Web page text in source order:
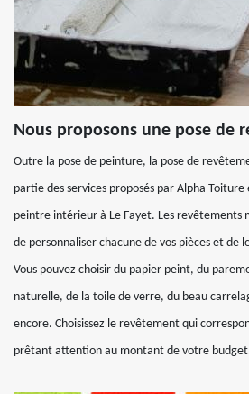
Nous proposons une pose de
Outre la pose de peinture, la pose de
partie des services proposés par Alpha
peintre intérieur à Le Fayet. Les revêtements
de personnaliser chacune de vos pièces et de
Vous pouvez choisir du papier peint, du
naturelle, de la toile de verre, du beau
encore. Choisissez le revêtement qui
prêtant attention au montant de votre